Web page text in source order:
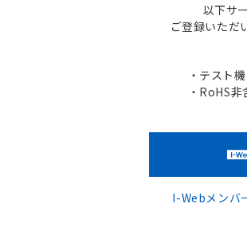
以下サ
ご登録いただ
・テスト
・RoHS
I-Webメンバ